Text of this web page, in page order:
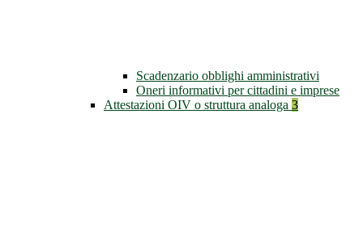
Scadenzario obblighi amministrativi
Oneri informativi per cittadini e imprese
Attestazioni OIV o struttura analoga 3